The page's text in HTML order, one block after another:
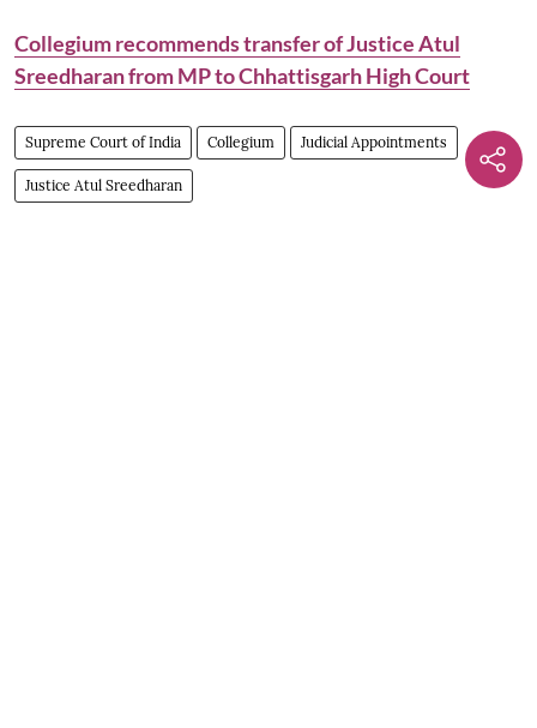
Collegium recommends transfer of Justice Atul
Sreedharan from MP to Chhattisgarh High Court
Supreme Court of India Collegium Judicial Appointments
Justice Atul Sreedharan